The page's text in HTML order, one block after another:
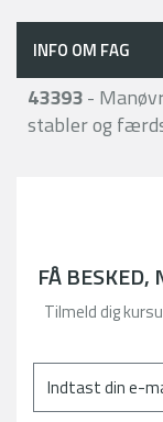
INFO OM FAG
43393-
stabler og
FÅ BESKED,
Tilmeld dig